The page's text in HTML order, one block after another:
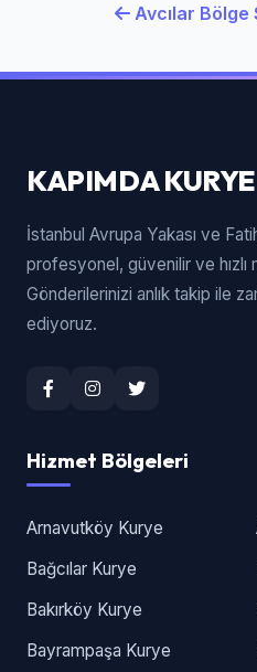
Avcılar Bölge
KAPIMDA KURYE
İstanbul Avrupa Yakası ve
profesyonel, güvenilir ve
Gönderilerinizi anlık takip ile
ediyoruz.
Hizmet Bölgeleri
Arnavutköy Kurye
Bağcılar Kurye
Bakırköy Kurye
Bayrampaşa Kurye